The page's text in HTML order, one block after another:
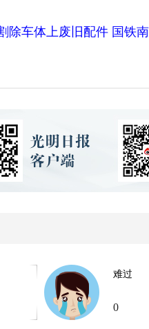
车体上废旧配件 国铁南
难过
0